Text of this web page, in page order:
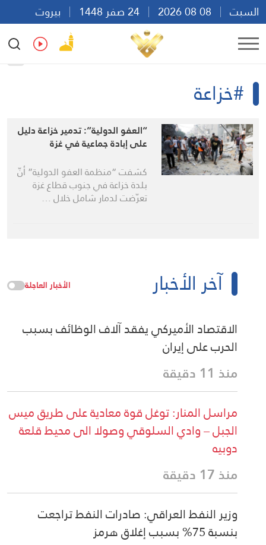
السبت
بيروت
13:14
Ar
#خزاعة
“العفو الدولية”: تدمير خزاعة دليل
على إبادة جماعية في غزة
كشفت “منظمة العفو الدولية” أنّ
بلدة خزاعة في جنوب قطاع غزة
تعرّضت لدمار شامل خلال …
آخر الأخبار الأخبار العاجلة
الاقتصاد الأميركي يفقد آلاف الوظائف بسبب
الحرب على إيران
منذ 11 دقيقة
مراسل المنار: توغل قوة معادية على طريق ميس
الجبل – وادي السلوقي وصولا الى محيط قلعة
دوبيه
منذ 17 دقيقة
وزير النفط العراقي: صادرات النفط تراجعت
بنسبة 75% بسبب إغلاق هرمز